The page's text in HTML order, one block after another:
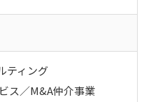
ティング
ス／M&A仲介事業